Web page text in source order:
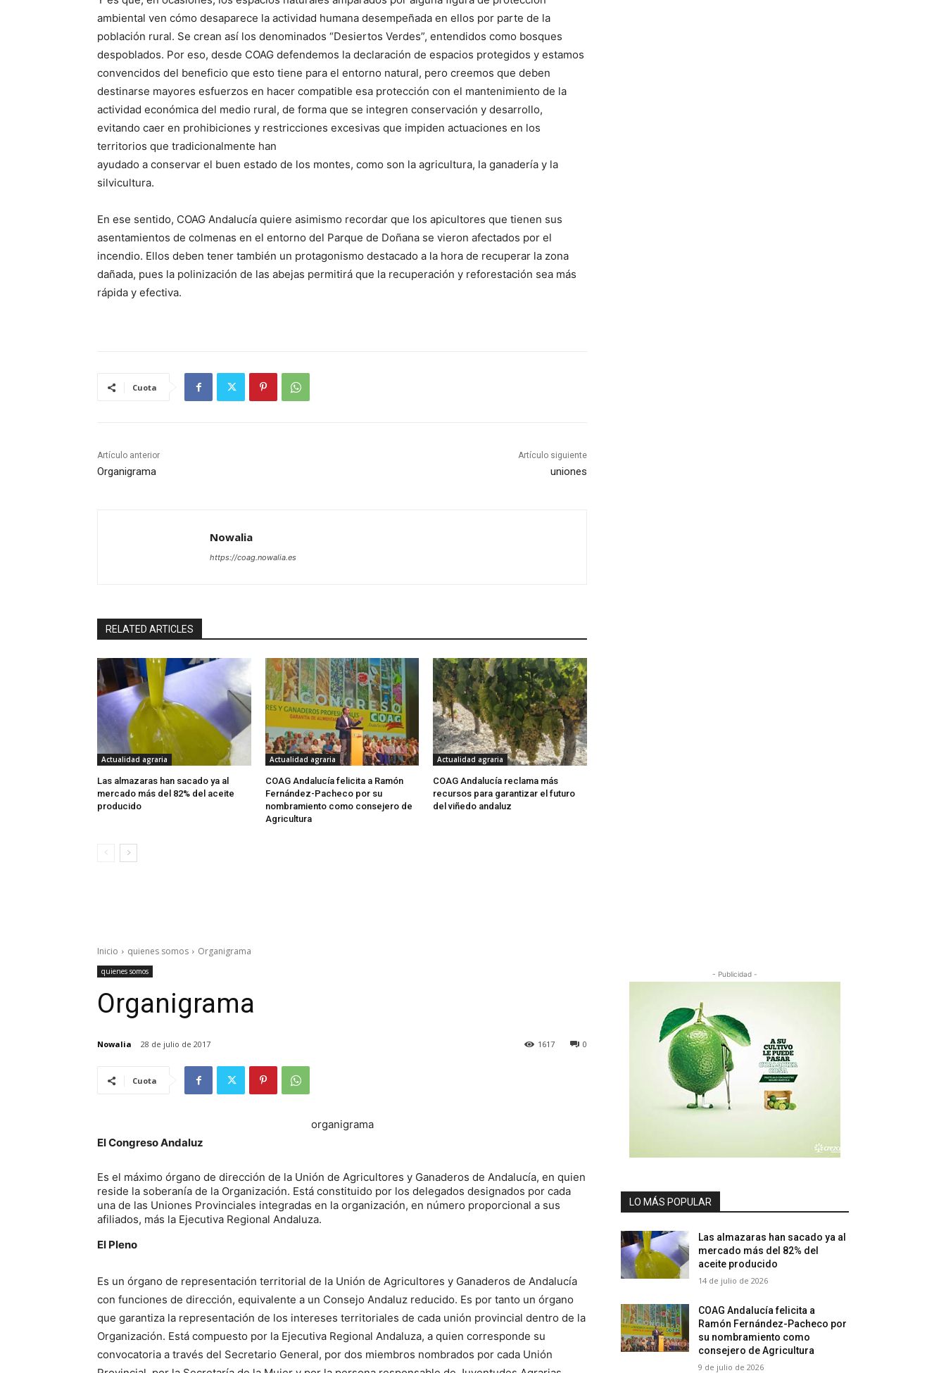
ambiental ven cómo desaparece la actividad humana desempeñada en ellos por parte de la
población rural. Se crean así los denominados “Desiertos Verdes”, entendidos como bosques
despoblados. Por eso, desde COAG defendemos la declaración de espacios protegidos y estamos
convencidos del beneficio que esto tiene para el entorno natural, pero creemos que deben
destinarse mayores esfuerzos en hacer compatible esa protección con el mantenimiento de la
actividad económica del medio rural, de forma que se integren conservación y desarrollo,
evitando caer en prohibiciones y restricciones excesivas que impiden actuaciones en los
territorios que tradicionalmente han
ayudado a conservar el buen estado de los montes, como son la agricultura, la ganadería y la
silvicultura.
En ese sentido, COAG Andalucía quiere asimismo recordar que los apicultores que tienen sus
asentamientos de colmenas en el entorno del Parque de Doñana se vieron afectados por el
incendio. Ellos deben tener también un protagonismo destacado a la hora de recuperar la zona
dañada, pues la polinización de las abejas permitirá que la recuperación y reforestación sea más
rápida y efectiva.
Cuota
Artículo anterior
Organigrama
Artículo siguiente
uniones
Nowalia
https://coag.nowalia.es
RELATED ARTICLES
Actualidad agraria
Las almazaras han sacado ya al
mercado más del 82% del aceite
producido
Actualidad agraria
COAG Andalucía felicita a Ramón
Fernández-Pacheco por su
nombramiento como consejero de
Agricultura
Actualidad agraria
COAG Andalucía reclama más
recursos para garantizar el futuro
del viñedo andaluz